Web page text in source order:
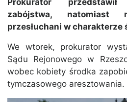
Prokurator
zabójstwa, natomiast
przesłuchani w charakterze
We wtorek, prokurator
Sądu Rejonowego w
wobec kobiety środka
tymczasowego aresztowania.